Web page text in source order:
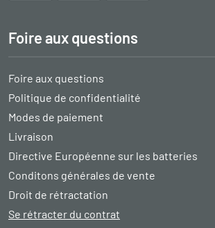
Foire aux questions
Foire aux questions
Politique de confidentialité
Modes de paiement
Livraison
Directive Européenne sur les batteries
Conditons générales de vente
Droit de rétractation
Se rétracter du contrat